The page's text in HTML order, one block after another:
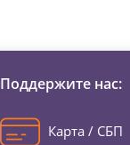
Поддержите нас:
Карта / СБП